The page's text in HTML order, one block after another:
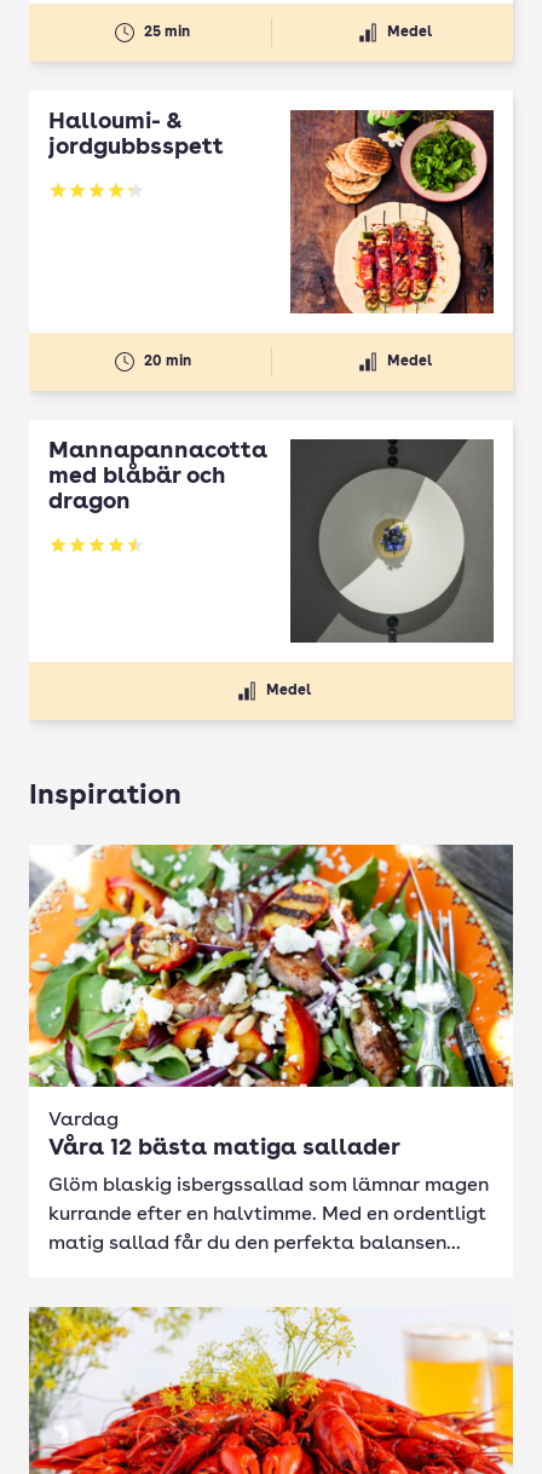
25 min Medel
Halloumi- &
jordgubbsspett
Betyg: 4.3 av 5
20 min Medel
Mannapannacotta
med blåbär och
dragon
Betyg: 4.5 av 5
Medel
Inspiration
Vardag
Våra 12 bästa matiga sallader
Glöm blaskig isbergssallad som lämnar magen
kurrande efter en halvtimme. Med en ordentligt
matig sallad får du den perfekta balansen...